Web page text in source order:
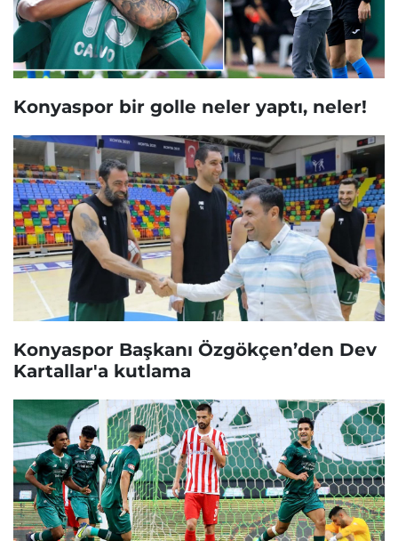
Konyaspor bir golle neler yaptı, neler!
Konyaspor Başkanı Özgökçen’den Dev
Kartallar'a kutlama